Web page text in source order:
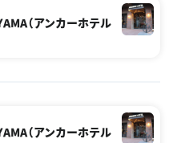
（アンカーホテル
（アンカーホテル